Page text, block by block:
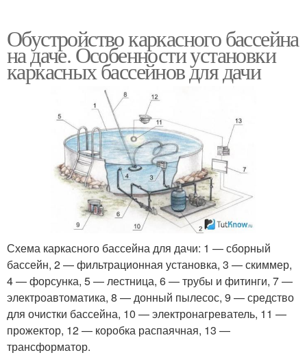
Обустройство каркасного бассейна
на даче. Особенности установки
каркасных бассейнов для дачи
Схема каркасного бассейна для дачи: 1 — сборный
бассейн, 2 — фильтрационная установка, 3 — скиммер,
4 — форсунка, 5 — лестница, 6 — трубы и фитинги, 7 —
электроавтоматика, 8 — донный пылесос, 9 — средство
для очистки бассейна, 10 — электронагреватель, 11 —
прожектор, 12 — коробка распаячная, 13 —
трансформатор.